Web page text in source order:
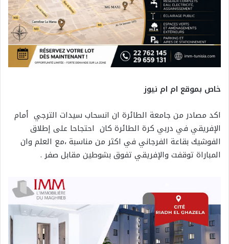
خاص بموقع ام ام نيوز
اكد مصادر من جامعة الطائرة ان انسحاب سيدات الترجي أمام
الإفريقي في دربي كرة الطائرة كان احتجاحا على إطلاق
الفوشيك بقاعة الفرجاني في اكثر من مناسبة ،مع العلم وان
المباراة توقفت والإفريقي تفوق بشوطين مقابل صفر .